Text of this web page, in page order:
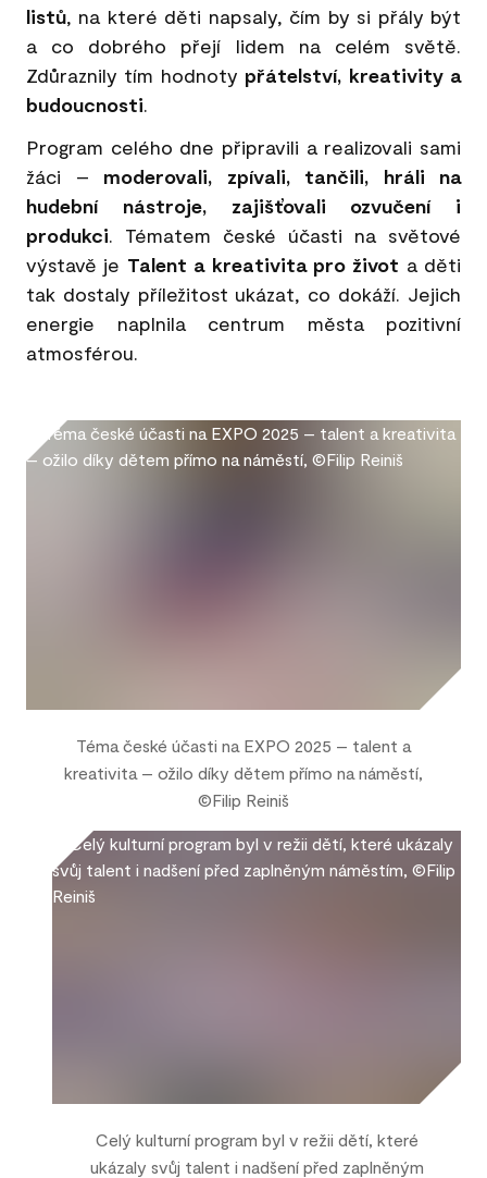
listů, na které děti napsaly, čím by si přály být
a co dobrého přejí lidem na celém světě.
Zdůraznily tím hodnoty přátelství, kreativity a
budoucnosti.
Program celého dne připravili a realizovali sami
žáci – moderovali, zpívali, tančili, hráli na
hudební nástroje, zajišťovali ozvučení i
produkci. Tématem české účasti na světové
výstavě je Talent a kreativita pro život a děti
tak dostaly příležitost ukázat, co dokáží. Jejich
energie naplnila centrum města pozitivní
atmosférou.
Téma české účasti na EXPO 2025 – talent a
kreativita – ožilo díky dětem přímo na náměstí,
©Filip Reiniš
Celý kulturní program byl v režii dětí, které
ukázaly svůj talent i nadšení před zaplněným